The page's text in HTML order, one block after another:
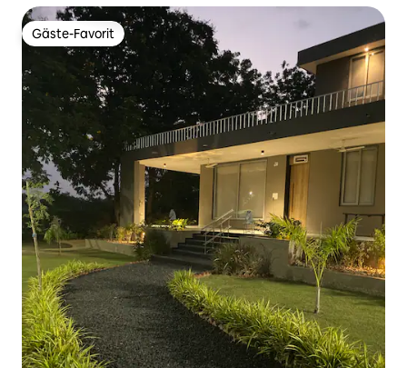
Gäste-Favorit
Gäste-Favorit